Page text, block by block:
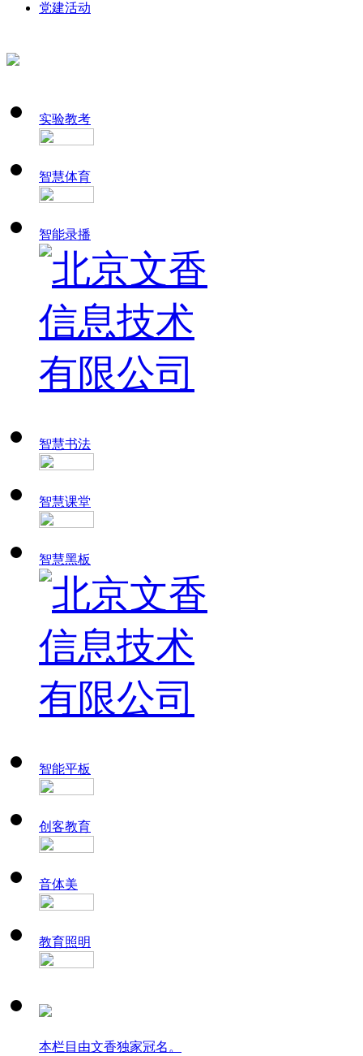
党建活动
实验教考
智慧体育
智能录播
智慧书法
智慧课堂
智慧黑板
智能平板
创客教育
音体美
教育照明
本栏目由文香独家冠名。